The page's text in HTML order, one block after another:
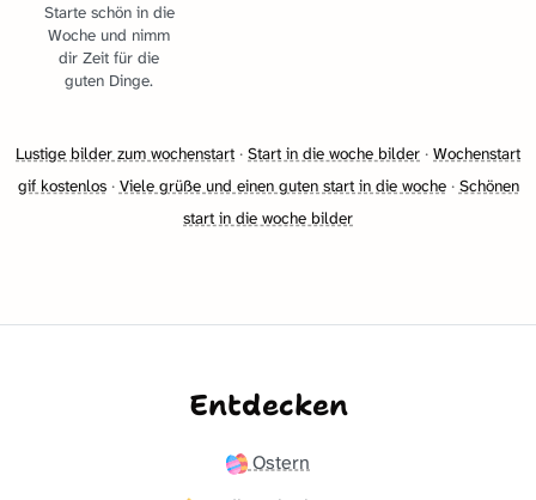
Starte schön in die
Woche und nimm
dir Zeit für die
guten Dinge.
Lustige bilder zum wochenstart · Start in die woche bilder · Wochenstart
gif kostenlos· Viele grüße und einen guten start in die woche· Schönen
start in die woche bilder
Entdecken
Ostern